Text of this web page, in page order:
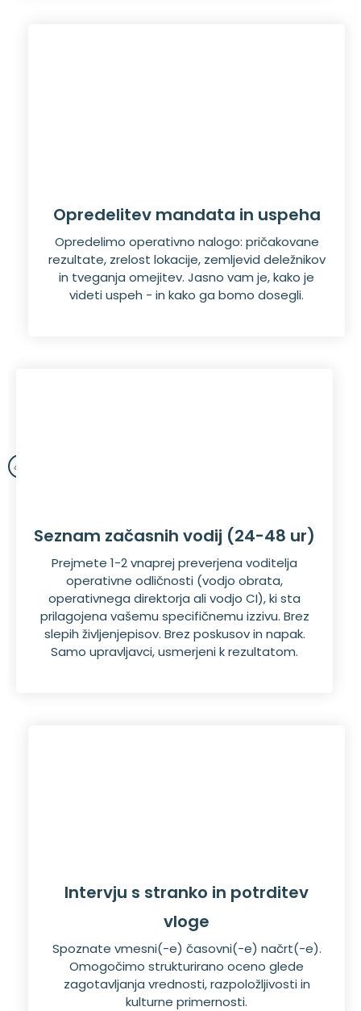
Opredelitev mandata in uspeha
Opredelimo operativno nalogo: pričakovane
rezultate, zrelost lokacije, zemljevid deležnikov
in tveganja omejitev. Jasno vam je, kako je
videti uspeh - in kako ga bomo dosegli.
Seznam začasnih vodij (24-48 ur)
Prejmete 1-2 vnaprej preverjena voditelja
operativne odličnosti (vodjo obrata,
operativnega direktorja ali vodjo CI), ki sta
prilagojena vašemu specifičnemu izzivu. Brez
slepih življenjepisov. Brez poskusov in napak.
Samo upravljavci, usmerjeni k rezultatom.
Intervju s stranko in potrditev
vloge
Spoznate vmesni(-e) časovni(-e) načrt(-e).
Omogočimo strukturirano oceno glede
zagotavljanja vrednosti, razpoložljivosti in
kulturne primernosti.